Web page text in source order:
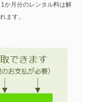
か月分のレンタル料は解
ます。